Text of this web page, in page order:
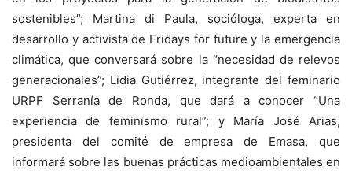
sostenibles”; Martina di Paula, socióloga, experta en
desarrollo y activista de Fridays for future y la emergencia
climática, que conversará sobre la “necesidad de relevos
generacionales”; Lidia Gutiérrez, integrante del feminario
URPF Serranía de Ronda, que dará a conocer “Una
experiencia de feminismo rural”; y María José Arias,
presidenta del comité de empresa de Emasa, que
informará sobre las buenas prácticas medioambientales en